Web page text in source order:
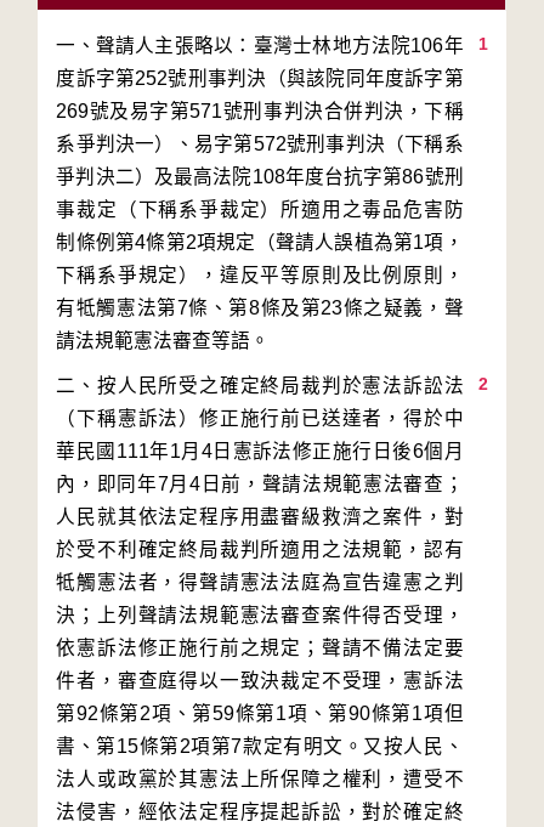
1
一、聲請人主張略以：臺灣士林地方法院106年
度訴字第252號刑事判決（與該院同年度訴字第
269號及易字第571號刑事判決合併判決，下稱
系爭判決一）、易字第572號刑事判決（下稱系
爭判決二）及最高法院108年度台抗字第86號刑
事裁定（下稱系爭裁定）所適用之毒品危害防
制條例第4條第2項規定（聲請人誤植為第1項，
下稱系爭規定），違反平等原則及比例原則，
有牴觸憲法第7條、第8條及第23條之疑義，聲
2
二、按人民所受之確定終局裁判於憲法訴訟法
（下稱憲訴法）修正施行前已送達者，得於中
華民國111年1月4日憲訴法修正施行日後6個月
內，即同年7月4日前，聲請法規範憲法審查；
人民就其依法定程序用盡審級救濟之案件，對
於受不利確定終局裁判所適用之法規範，認有
牴觸憲法者，得聲請憲法法庭為宣告違憲之判
決；上列聲請法規範憲法審查案件得否受理，
依憲訴法修正施行前之規定；聲請不備法定要
件者，審查庭得以一致決裁定不受理，憲訴法
第92條第2項、第59條第1項、第90條第1項但
書、第15條第2項第7款定有明文。又按人民、
法人或政黨於其憲法上所保障之權利，遭受不
法侵害，經依法定程序提起訴訟，對於確定終